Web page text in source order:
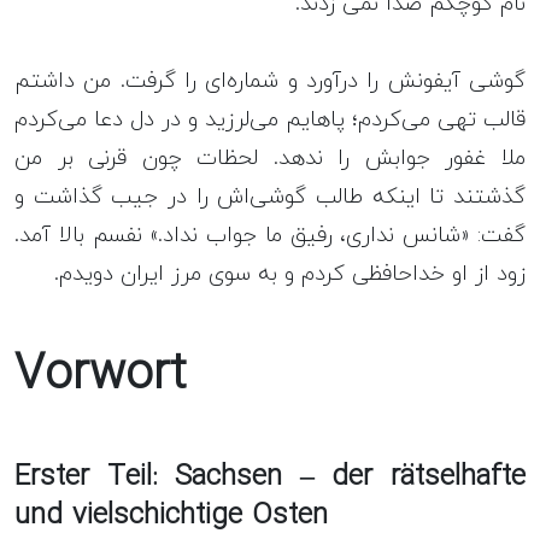
گوشی آیفونش را درآورد و شماره‌ای را گرفت. من داشتم
قالب تهی می‌کردم؛ پاهایم می‌لرزید و در دل دعا می‌کردم
ملا غفور جوابش را ندهد. لحظات چون قرنی بر من
گذشتند تا اینکه طالب گوشی‌اش را در جیب گذاشت و
گفت: «شانس نداری، رفیق ما جواب نداد.» نفسم بالا آمد.
زود از او خداحافظی کردم و به سوی مرز ایران دویدم.
Vorwort
Erster Teil: Sachsen – der rätselhafte
und vielschichtige Osten